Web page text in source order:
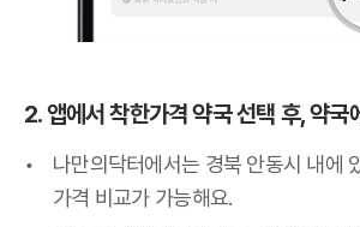
2. 앱에서 착한가격 약국 선택 후, 약국
나만의닥터에서는 경북 안동시 내에
가격 비교가 가능해요.